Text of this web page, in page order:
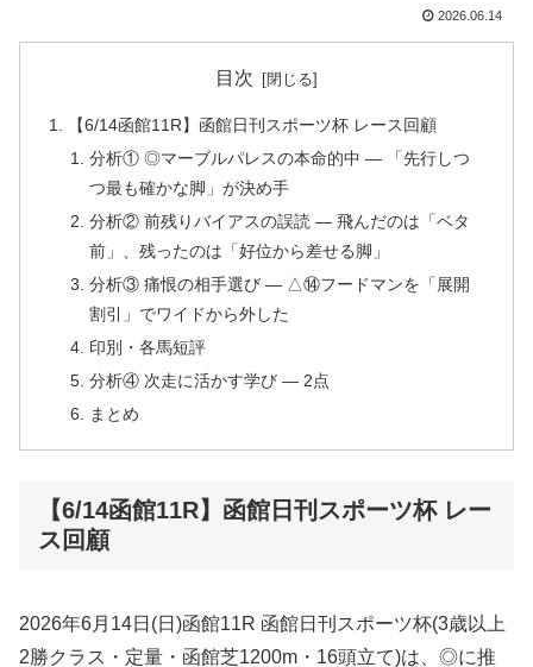
2026.06.14
目次
【6/14函館11R】函館日刊スポーツ杯 レース回顧
分析① ◎マーブルパレスの本命的中 — 「先行しつ
つ最も確かな脚」が決め手
分析② 前残りバイアスの誤読 — 飛んだのは「ベタ
前」、残ったのは「好位から差せる脚」
分析③ 痛恨の相手選び — △⑭フードマンを「展開
割引」でワイドから外した
印別・各馬短評
分析④ 次走に活かす学び — 2点
まとめ
【6/14函館11R】函館日刊スポーツ杯 レー
ス回顧
2026年6月14日(日)函館11R 函館日刊スポーツ杯(3歳以上
2勝クラス・定量・函館芝1200m・16頭立て)は、◎に推